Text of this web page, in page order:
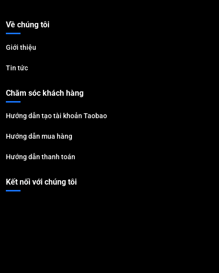
Về chúng tôi
Giới thiệu
Tin tức
Chăm sóc khách hàng
Hướng dẫn tạo tài khoản Taobao
Hướng dẫn mua hàng
Hướng dẫn thanh toán
Kết nối với chúng tôi